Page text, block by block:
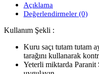
Açıklama
Değerlendirmeler (0)
Kullanım Şekli :
Kuru saçı tutam tutam
tarağını kullanarak
Yeterli miktarda Paranit